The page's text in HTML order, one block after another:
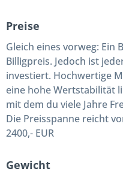
Preise
Gleich eines vorweg: Ein
Billigpreis. Jedoch ist
investiert. Hochwertige
eine hohe Wertstabilität
mit dem du viele Jahre
Die Preisspanne reicht
2400,- EUR
Gewicht